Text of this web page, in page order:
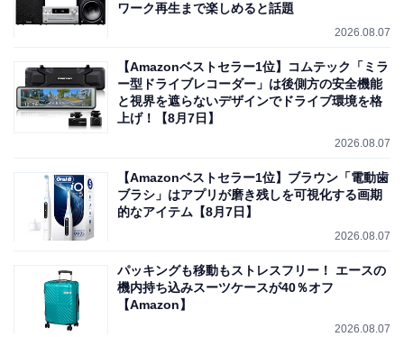
ワーク再生まで楽しめると話題
2026.08.07
【Amazonベストセラー1位】コムテック「ミラ
ー型ドライブレコーダー」は後側方の安全機能
と視界を遮らないデザインでドライブ環境を格
上げ！【8月7日】
2026.08.07
【Amazonベストセラー1位】ブラウン「電動歯
ブラシ」はアプリが磨き残しを可視化する画期
的なアイテム【8月7日】
2026.08.07
パッキングも移動もストレスフリー！ エースの
機内持ち込みスーツケースが40％オフ
【Amazon】
2026.08.07